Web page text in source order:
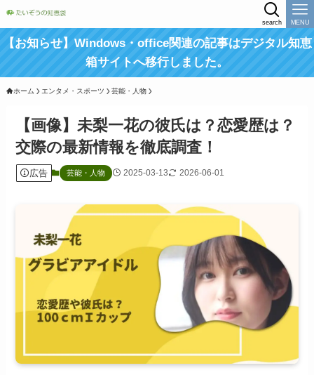
search MENU
【お知らせ】Windows・office関連の記事はデジタル知恵
箱サイトへ移行しました。
ホーム エンタメ・スポーツ 芸能・人物
【画像】未梨一花の彼氏は？恋愛歴は？
交際の最新情報を徹底調査！
広告 芸能・人物 2025-03-13 2026-06-01